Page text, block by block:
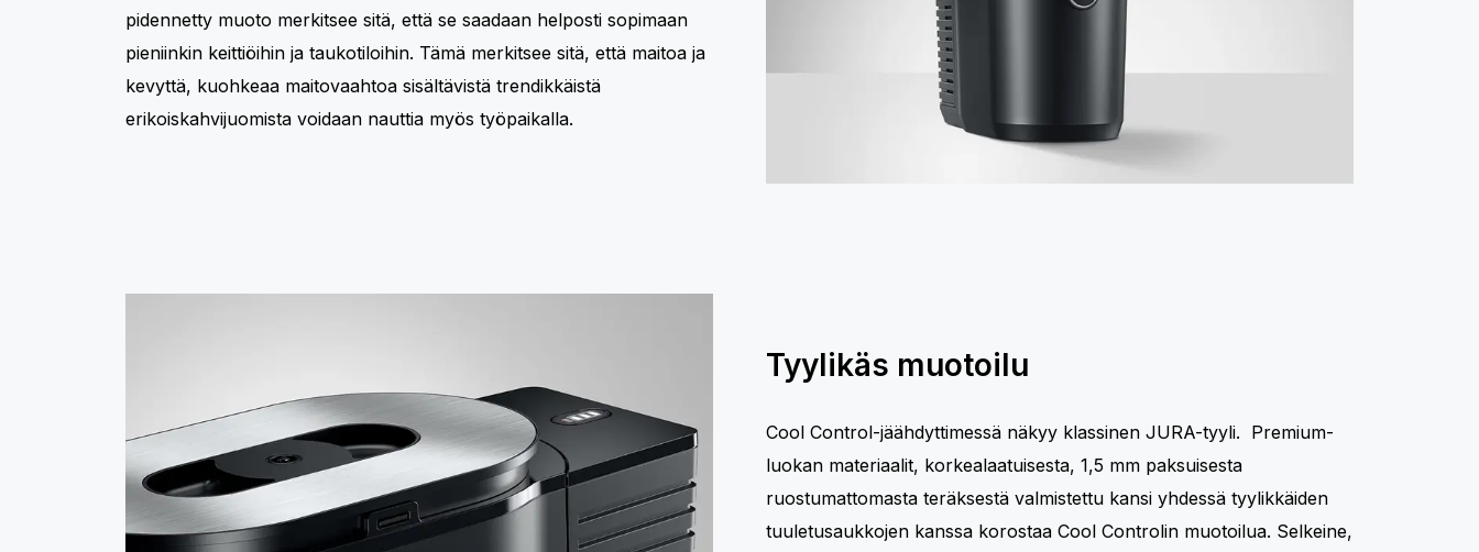
pidennetty muoto merkitsee sitä, että se saadaan helposti sopimaan
pieniinkin keittiöihin ja taukotiloihin. Tämä merkitsee sitä, että maitoa ja
kevyttä, kuohkeaa maitovaahtoa sisältävistä trendikkäistä
erikoiskahvijuomista voidaan nauttia myös työpaikalla.
Tyylikäs muotoilu
Cool Control-jäähdyttimessä näkyy klassinen JURA-tyyli. Premium-
luokan materiaalit, korkealaatuisesta, 1,5 mm paksuisesta
ruostumattomasta teräksestä valmistettu kansi yhdessä tyylikkäiden
tuuletusaukkojen kanssa korostaa Cool Controlin muotoilua. Selkeine,